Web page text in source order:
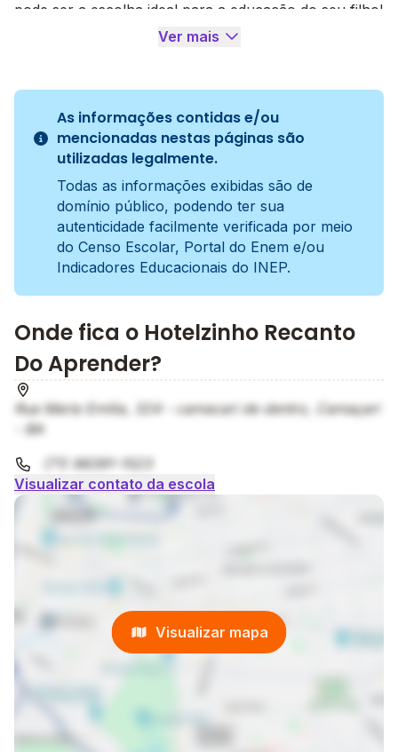
pode ser a escolha ideal para a educação do seu filho!
Ver mais
As informações contidas e/ou
mencionadas nestas páginas são
utilizadas legalmente.
Todas as informações exibidas são de
domínio público, podendo ter sua
autenticidade facilmente verificada por meio
do Censo Escolar, Portal do Enem e/ou
Indicadores Educacionais do INEP.
Onde fica o Hotelzinho Recanto
Do Aprender?
Rua Maria Emilia, 324 - camacari de dentro, Camaçari
- BA
(71) 98391-1523
Visualizar contato da escola
Visualizar mapa